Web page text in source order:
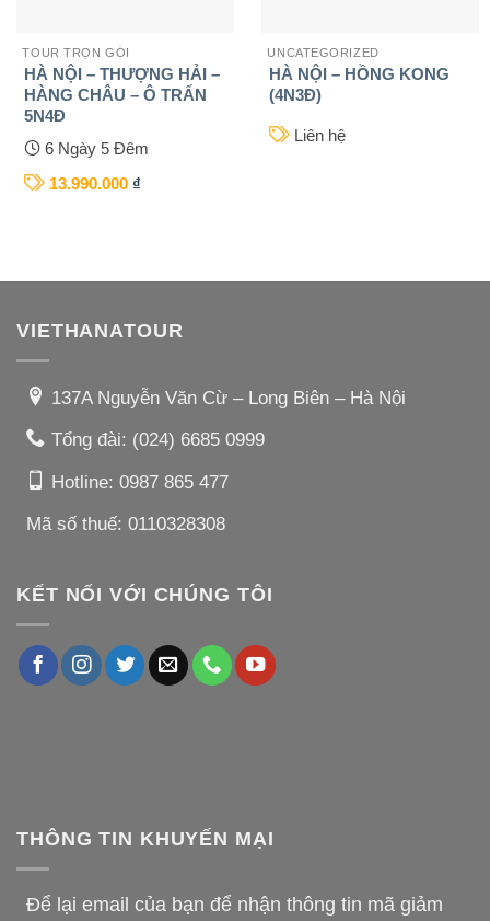
TOUR TRỌN GÓI
HÀ NỘI – THƯỢNG HẢI –
HÀNG CHÂU – Ô TRẤN
5N4Đ
6 Ngày 5 Đêm
13.990.000 ₫
UNCATEGORIZED
HÀ NỘI – HỒNG KONG
(4N3Đ)
Liên hệ
VIETHANATOUR
137A Nguyễn Văn Cừ – Long Biên – Hà Nội
Tổng đài: (024) 6685 0999
Hotline: 0987 865 477
Mã số thuế: 0110328308
KẾT NỐI VỚI CHÚNG TÔI
THÔNG TIN KHUYẾN MẠI
Để lại email của bạn để nhận thông tin mã giảm